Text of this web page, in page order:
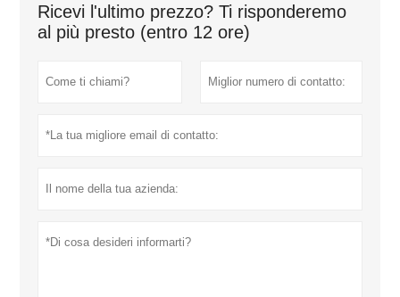
Ricevi l'ultimo prezzo? Ti risponderemo
al più presto (entro 12 ore)